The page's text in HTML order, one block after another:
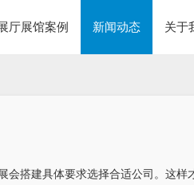
厅展馆案例 新闻动态 关于
搭建具体要求选择合适公司。这样